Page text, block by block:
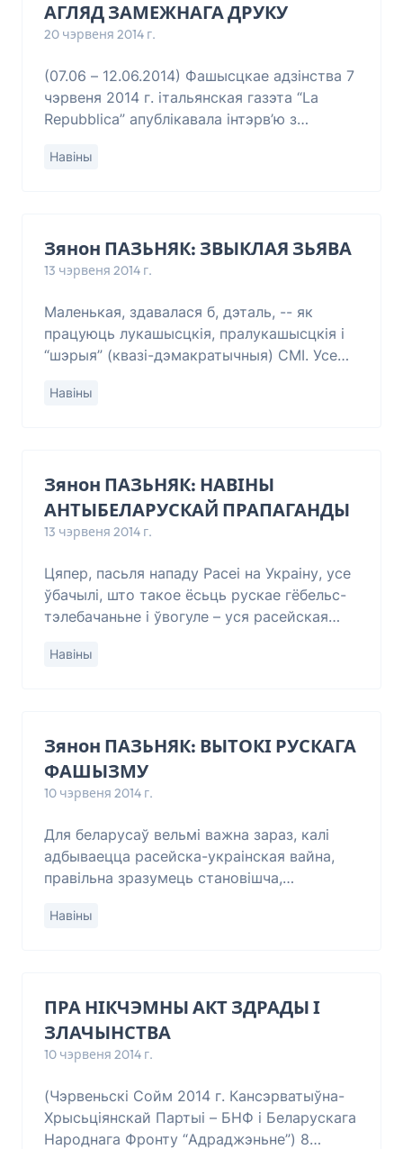
АГЛЯД ЗАМЕЖНАГА ДРУКУ
20 чэрвеня 2014 г.
(07.06 – 12.06.2014) Фашысцкае адзінства 7
чэрвеня 2014 г. італьянская газэта “La
Repubblica” апублікавала інтэрв’ю з
чыстым нацыяналістам”, як яна яго н
Навіны
Зянон ПАЗЬНЯК: ЗВЫКЛАЯ ЗЬЯВА
13 чэрвеня 2014 г.
Маленькая, здавалася б, дэталь, -- як
працуюць лукашысцкія, пралукашысцкія і
“шэрыя” (квазі-дэмакратычныя) СМІ. Усе
Пятра Парашэнкі Лукашэнку сустракалі
Навіны
Зянон ПАЗЬНЯК: НАВІНЫ
АНТЫБЕЛАРУСКАЙ ПРАПАГАНДЫ
13 чэрвеня 2014 г.
Цяпер, пасьля нападу Расеі на Украіну, усе
ўбачылі, што такое ёсьць рускае гёбельс-
тэлебачаньне і ўвогуле – уся расейская
беларусам і цяпер яшчэ цяжка паверыць,
Навіны
Зянон ПАЗЬНЯК: ВЫТОКІ РУСКАГА
ФАШЫЗМУ
10 чэрвеня 2014 г.
Для беларусаў вельмі важна зараз, калі
адбываецца расейска-украінская вайна,
правільна зразумець становішча,
вызначыць прыярытэты ў дзеяньнях. Маё
Навіны
ПРА НІКЧЭМНЫ АКТ ЗДРАДЫ І
ЗЛАЧЫНСТВА
10 чэрвеня 2014 г.
(Чэрвеньскі Сойм 2014 г. Кансэрватыўна-
Хрысьціянскай Партыі – БНФ і Беларускага
Народнага Фронту “Адраджэньне”) 8